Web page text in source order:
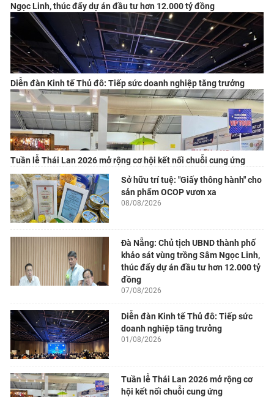
Ngọc Linh, thúc đẩy dự án đầu tư hơn 12.000 tỷ đồng
Diễn đàn Kinh tế Thủ đô: Tiếp sức doanh nghiệp tăng trưởng
Tuần lễ Thái Lan 2026 mở rộng cơ hội kết nối chuỗi cung ứng
Sở hữu trí tuệ: "Giấy thông hành" cho
sản phẩm OCOP vươn xa
08/08/2026
Đà Nẵng: Chủ tịch UBND thành phố
khảo sát vùng trồng Sâm Ngọc Linh,
thúc đẩy dự án đầu tư hơn 12.000 tỷ
đồng
07/08/2026
Diễn đàn Kinh tế Thủ đô: Tiếp sức
doanh nghiệp tăng trưởng
01/08/2026
Tuần lễ Thái Lan 2026 mở rộng cơ
hội kết nối chuỗi cung ứng